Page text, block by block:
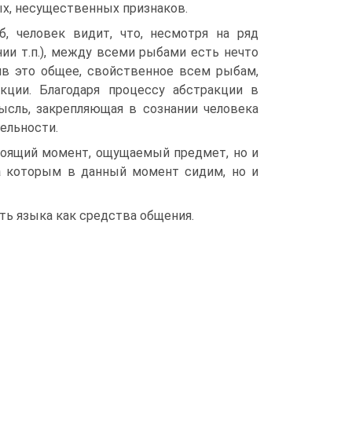
несущественных признаков.
человек видит, что, несмотря на ряд
т.п.), между всеми рыбами есть нечто
это общее, свойственное всем рыбам,
Благодаря процессу абстракции в
закрепляющая в сознании человека
момент, ощущаемый предмет, но и
которым в данный момент сидим, но и
языка как средства общения.